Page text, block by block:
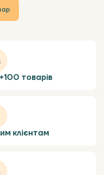
товарів
клієнтам